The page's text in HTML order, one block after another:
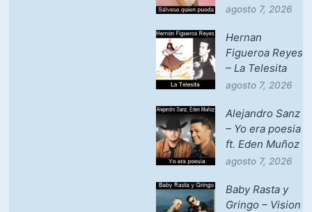
agosto 7, 2026
Hernan
Figueroa Reyes
– La Telesita
agosto 7, 2026
Alejandro Sanz
– Yo era poesia
ft. Eden Muñoz
agosto 7, 2026
Baby Rasta y
Gringo – Vision